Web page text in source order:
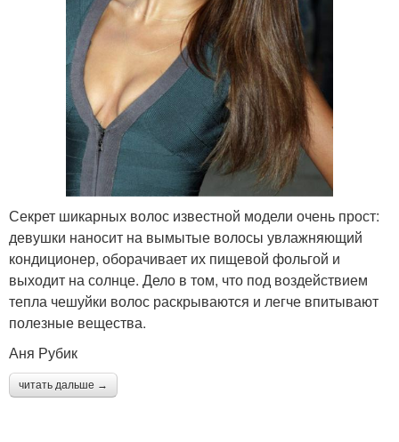
Секрет шикарных волос известной модели очень прост:
девушки наносит на вымытые волосы увлажняющий
кондиционер, оборачивает их пищевой фольгой и
выходит на солнце. Дело в том, что под воздействием
тепла чешуйки волос раскрываются и легче впитывают
полезные вещества.
Аня Рубик
читать дальше →